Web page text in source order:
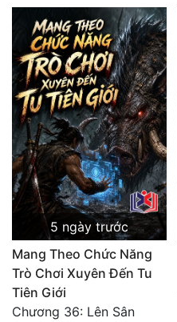
5 ngày trước
Mang Theo Chức Năng
Trò Chơi Xuyên Đến Tu
Tiên Giới
Chương 36: Lên Sân